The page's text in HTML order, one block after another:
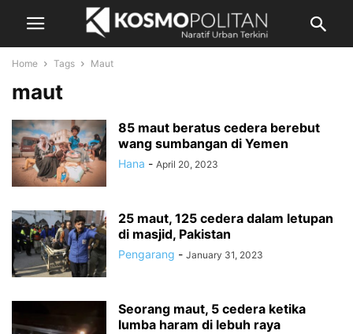
Home Tags Maut
maut
85 maut beratus cedera berebut
wang sumbangan di Yemen
Hana - April 20, 2023
25 maut, 125 cedera dalam letupan
di masjid, Pakistan
Pengarang - January 31, 2023
Seorang maut, 5 cedera ketika
lumba haram di lebuh raya